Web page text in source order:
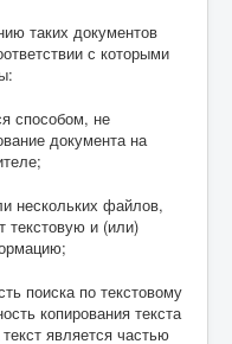
таких документов
с которыми
способом, не
документа на
нескольких файлов,
текстовую и (или)
поиска по текстовому
копирования текста
является частью